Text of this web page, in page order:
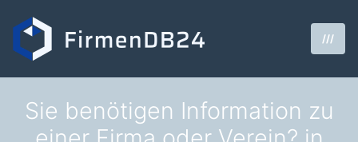
///
Sie benötigen Information zu